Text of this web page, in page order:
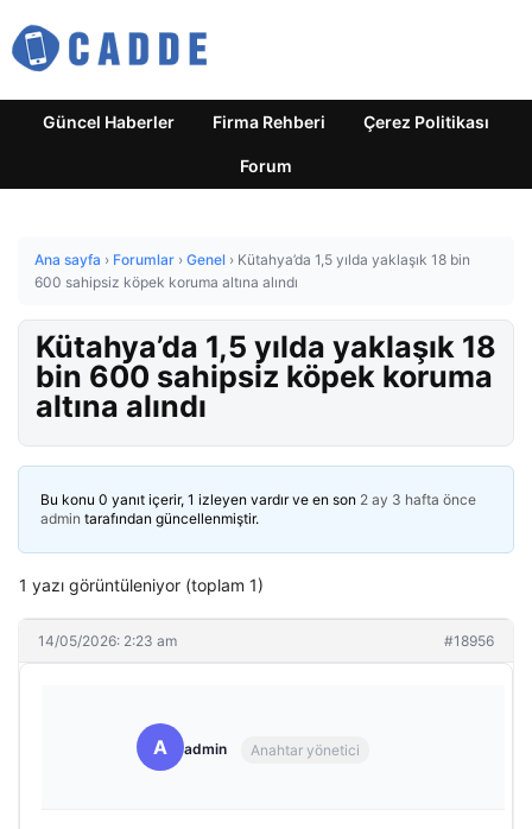
Güncel Haberler Firma Rehberi Çerez Politikası
Forum
Ana sayfa › Forumlar › Genel › Kütahya’da 1,5 yılda yaklaşık 18 bin
600 sahipsiz köpek koruma altına alındı
Kütahya’da 1,5 yılda yaklaşık 18
bin 600 sahipsiz köpek koruma
altına alındı
Bu konu 0 yanıt içerir, 1 izleyen vardır ve en son 2 ay 3 hafta önce
admin tarafından güncellenmiştir.
1 yazı görüntüleniyor (toplam 1)
14/05/2026: 2:23 am #18956
A admin Anahtar yönetici